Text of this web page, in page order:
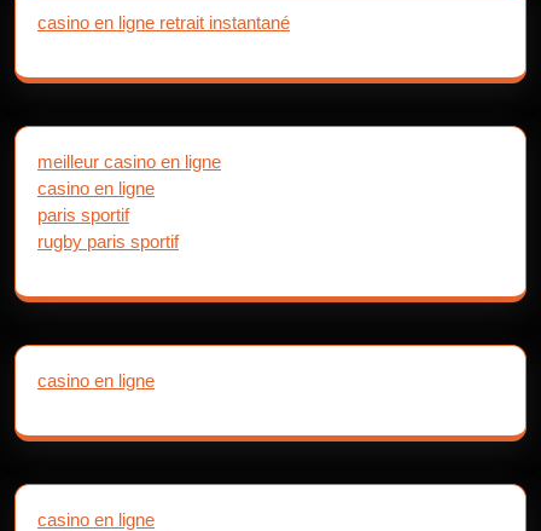
casino en ligne retrait instantané
meilleur casino en ligne
casino en ligne
paris sportif
rugby paris sportif
casino en ligne
casino en ligne